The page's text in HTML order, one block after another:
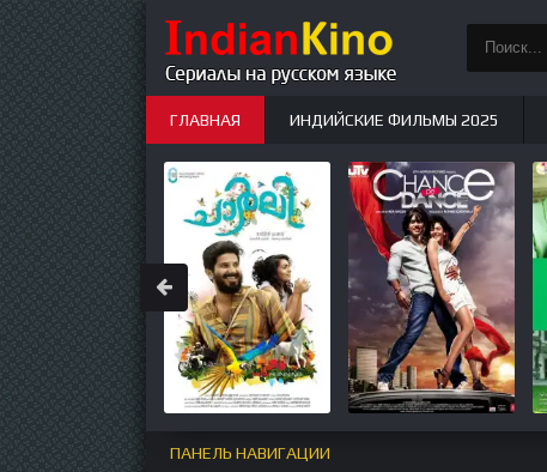
ПАНЕЛЬ НАВИГАЦИИ
ГЛАВНАЯ ИНДИЙСКИЕ ФИЛЬМЫ 2025
ИНДИЙСКИЕ СЕРИАЛЫ НОВЫЕ